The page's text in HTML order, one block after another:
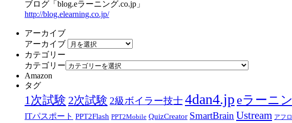
ブログ「blog.eラーニング.co.jp」
http://blog.elearning.co.jp/
アーカイブ
アーカイブ
カテゴリー
カテゴリー
Amazon
タグ
1次試験 2次試験 2級ボイラー技士4dan4.jp eラーニ
ITパスポート PPT2Flash PPT2Mobile QuizCreator SmartBrain Ustream アフ